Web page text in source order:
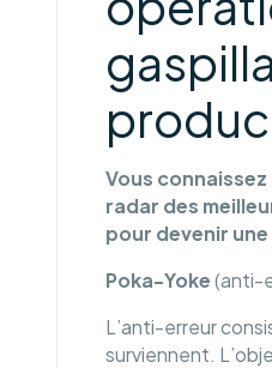
Vous
radar des
pour devenir
Poka-Yoke (anti-
L’anti-erreur
surviennent.